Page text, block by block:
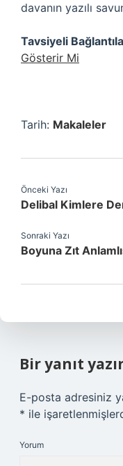
davanın yazılı
Tavsiyeli
Gösterir Mi
Tarih: Makaleler
Önceki Yazı
Delibal Kimlere
Sonraki Yazı
Boyuna Zıt
Bir yanıt
E-posta adresiniz
* ile
Yorum